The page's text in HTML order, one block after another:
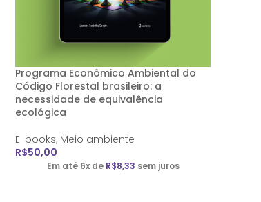
Programa Econômico Ambiental do
Código Florestal brasileiro: a
necessidade de equivalência
ecológica
E-books, Meio ambiente
R$50,00
Em até 6x de R$8,33 sem juros